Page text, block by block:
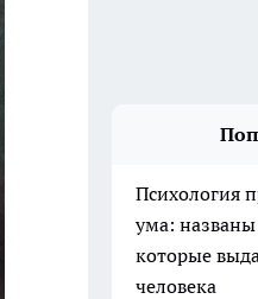
Психология
ума:
которые
человека